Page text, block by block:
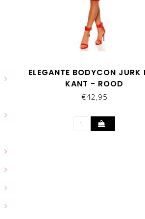
ELEGANTE BODYCON JURK
KANT - ROOD
€42,95